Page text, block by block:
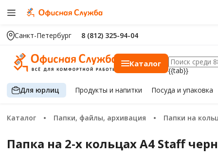
Санкт-Петербург 8 (812) 325-94-04
Каталог
{{tab}}
Для юрлиц Продуктыи напитки Посуда и упаковка
Каталог Папки, файлы, архивация Папки на
Папка на 2-х кольцах А4 Staff